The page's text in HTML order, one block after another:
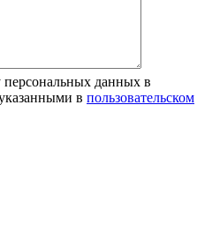
персональных данных в
в пользовательском